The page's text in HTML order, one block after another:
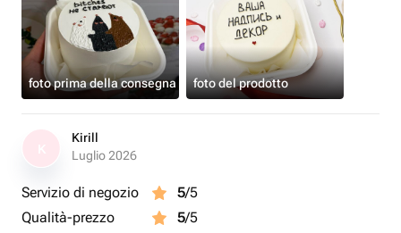
foto prima della consegna foto del prodotto
Kirill
Luglio 2026
Servizio di negozio 5/5
Qualità-prezzo
5/5